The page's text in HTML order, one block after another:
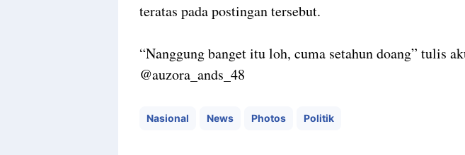
teratas pada postingan tersebut.
“Nanggung banget itu loh, cuma setahun doang” tulis
@auzora_ands_48
Nasional News Photos Politik